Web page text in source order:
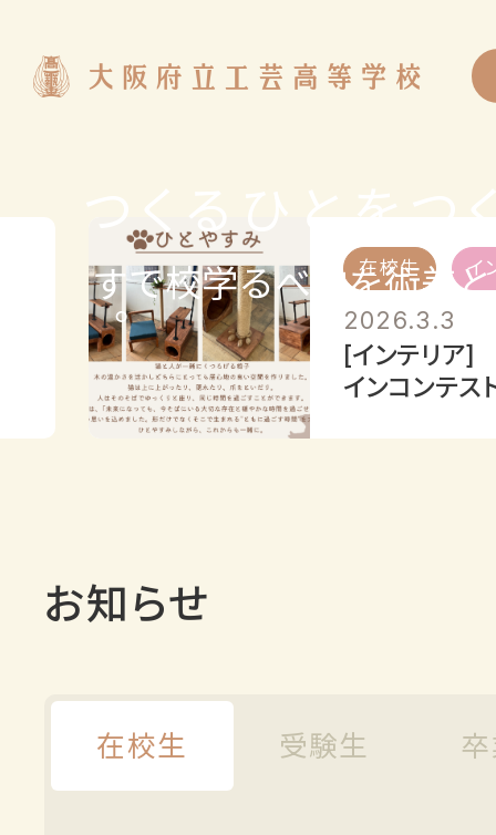
工芸高校はデザインと美術を学べる学校です
。
つくるひとをつ
在校生 イ
2026.3.3
[インテリア
インコンテス
お知らせ
在校生 受験生